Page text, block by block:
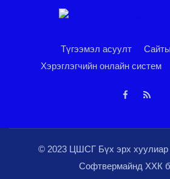
Түгээмэл асуулт
Хэрэглэгчийн онлайн систем
© 2023 ЦШСГ Бүх эрх хуулиар
Софтвермайнд ХХК